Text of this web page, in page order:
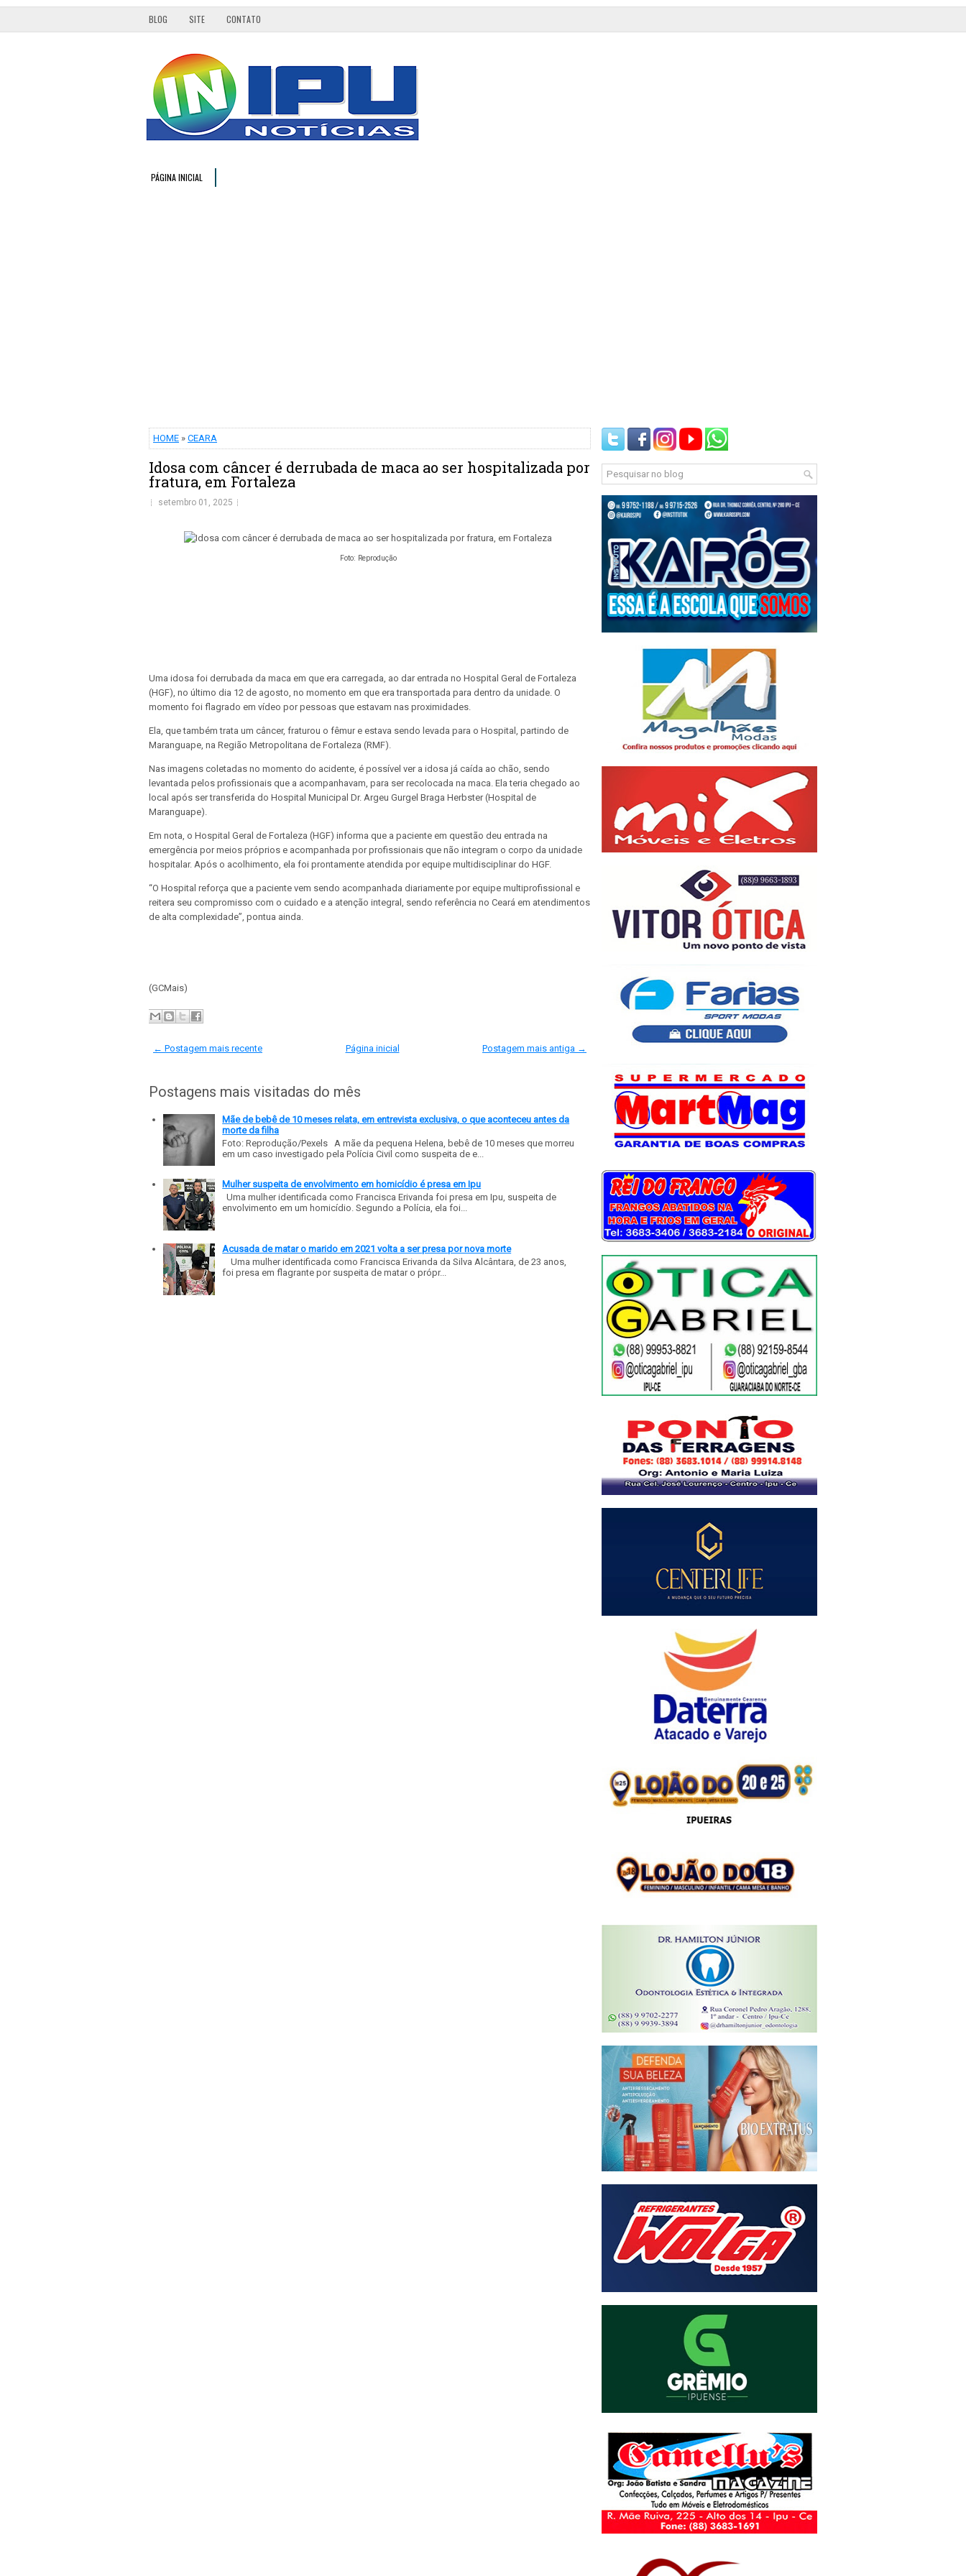
BLOG SITE CONTATO
PÁGINA INICIAL
HOME » CEARA
Idosa com câncer é derrubada de maca ao ser hospitalizada por
fratura, em Fortaleza
setembro 01, 2025
Foto: Reprodução
Uma idosa foi derrubada da maca em que era carregada, ao dar entrada no Hospital Geral de Fortaleza
(HGF), no último dia 12 de agosto, no momento em que era transportada para dentro da unidade. O
momento foi flagrado em vídeo por pessoas que estavam nas proximidades.
Ela, que também trata um câncer, fraturou o fêmur e estava sendo levada para o Hospital, partindo de
Maranguape, na Região Metropolitana de Fortaleza (RMF).
Nas imagens coletadas no momento do acidente, é possível ver a idosa já caída ao chão, sendo
levantada pelos profissionais que a acompanhavam, para ser recolocada na maca. Ela teria chegado ao
local após ser transferida do Hospital Municipal Dr. Argeu Gurgel Braga Herbster (Hospital de
Maranguape).
Em nota, o Hospital Geral de Fortaleza (HGF) informa que a paciente em questão deu entrada na
emergência por meios próprios e acompanhada por profissionais que não integram o corpo da unidade
hospitalar. Após o acolhimento, ela foi prontamente atendida por equipe multidisciplinar do HGF.
“O Hospital reforça que a paciente vem sendo acompanhada diariamente por equipe multiprofissional e
reitera seu compromisso com o cuidado e a atenção integral, sendo referência no Ceará em atendimentos
de alta complexidade”, pontua ainda.
(GCMais)
← Postagem mais recente Postagem mais antiga →
Página inicial
Postagens mais visitadas do mês
Mãe de bebê de 10 meses relata, em entrevista exclusiva, o que aconteceu antes da
morte da filha
Foto: Reprodução/Pexels A mãe da pequena Helena, bebê de 10 meses que morreu
em um caso investigado pela Polícia Civil como suspeita de e...
Mulher suspeita de envolvimento em homicídio é presa em Ipu
Uma mulher identificada como Francisca Erivanda foi presa em Ipu, suspeita de
envolvimento em um homicídio. Segundo a Polícia, ela foi...
Acusada de matar o marido em 2021 volta a ser presa por nova morte
Uma mulher identificada como Francisca Erivanda da Silva Alcântara, de 23 anos,
foi presa em flagrante por suspeita de matar o própr...